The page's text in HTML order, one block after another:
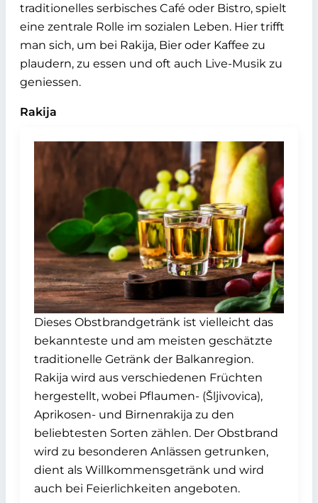
traditionelles serbisches Café oder Bistro, spielt
eine zentrale Rolle im sozialen Leben. Hier trifft
man sich, um bei Rakija, Bier oder Kaffee zu
plaudern, zu essen und oft auch Live-Musik zu
geniessen.
Rakija
Dieses Obstbrandgetränk ist vielleicht das
bekannteste und am meisten geschätzte
traditionelle Getränk der Balkanregion.
Rakija wird aus verschiedenen Früchten
hergestellt, wobei Pflaumen- (Šljivovica),
Aprikosen- und Birnenrakija zu den
beliebtesten Sorten zählen. Der Obstbrand
wird zu besonderen Anlässen getrunken,
dient als Willkommensgetränk und wird
auch bei Feierlichkeiten angeboten.